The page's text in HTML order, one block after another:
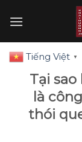
Tại
là
thói
Tiếng Việt ▼